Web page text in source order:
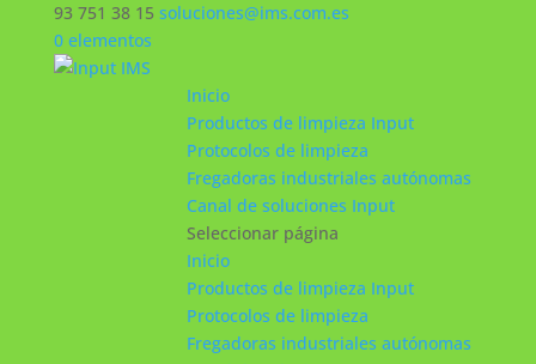
93 751 38 15 soluciones@ims.com.es
0 elementos
Inicio
Productos de limpieza Input
Protocolos de limpieza
Fregadoras industriales autónomas
Canal de soluciones Input
Seleccionar página
Inicio
Productos de limpieza Input
Protocolos de limpieza
Fregadoras industriales autónomas